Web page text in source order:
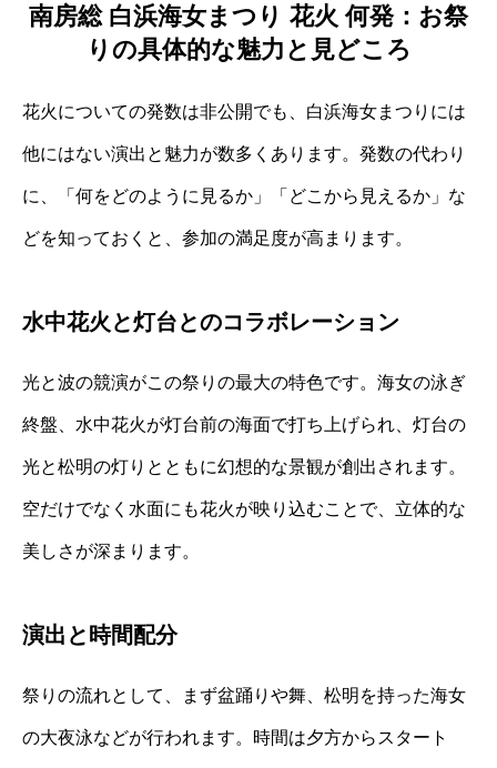
南房総 白浜海女まつり 花火 何発：お祭
りの具体的な魅力と見どころ
花火についての発数は非公開でも、白浜海女まつりには
他にはない演出と魅力が数多くあります。発数の代わり
に、「何をどのように見るか」「どこから見えるか」な
どを知っておくと、参加の満足度が高まります。
水中花火と灯台とのコラボレーション
光と波の競演がこの祭りの最大の特色です。海女の泳ぎ
終盤、水中花火が灯台前の海面で打ち上げられ、灯台の
光と松明の灯りとともに幻想的な景観が創出されます。
空だけでなく水面にも花火が映り込むことで、立体的な
美しさが深まります。
演出と時間配分
祭りの流れとして、まず盆踊りや舞、松明を持った海女
の大夜泳などが行われます。時間は夕方からスタート